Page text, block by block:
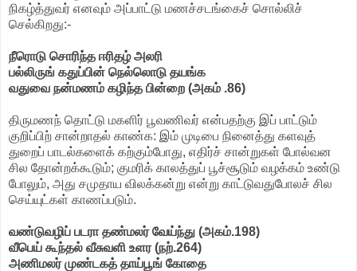
நிகழ்த்துவர் எனவும் அப்பாட்டு மணச்சடங்கைச் சொல்லிச்
செல்கிறது:-
நீரொடு சொரிந்த ஈரிதழ் அலரி
பல்லிருங் கதுப்பின் நெல்லொடு தயங்க
வதுவை நன்மணம் கழிந்த பின்றை (அகம் .86)
திருமணந் தொட்டு மகளிர் பூவணிவர் என்பதற்கு இப் பாட்டும்
குறிப்பிற் சான்றாதல் காண்க: இம் முடிபை நினைத்து களவுத்
துறைப் பாடல்களைக் கற்கும்போது, எதிர்ச் சான்றுகள் போல்வன
சில தோன்றக்கூடும்; குமரிக் காலத்துப் பூச்சூடும் வழக்கம் உண்டு
போலும், அது சமுதாய விலக்கன்று என்று காட்டுவதுபோலச் சில
செய்யுட்கள் காணப்படும்.
வண்டுவழிப் படரா தண்மலர் வேய்ந்து (அகம்.198)
வீபெய் கூந்தல் வீசுவளி உளர (நற்.264)
அணிமலர் முண்டகத் தாய்பூங் கோதை